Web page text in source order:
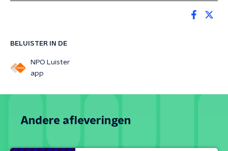
BELUISTER IN DE
NPO Luister
app
Andere afleveringen